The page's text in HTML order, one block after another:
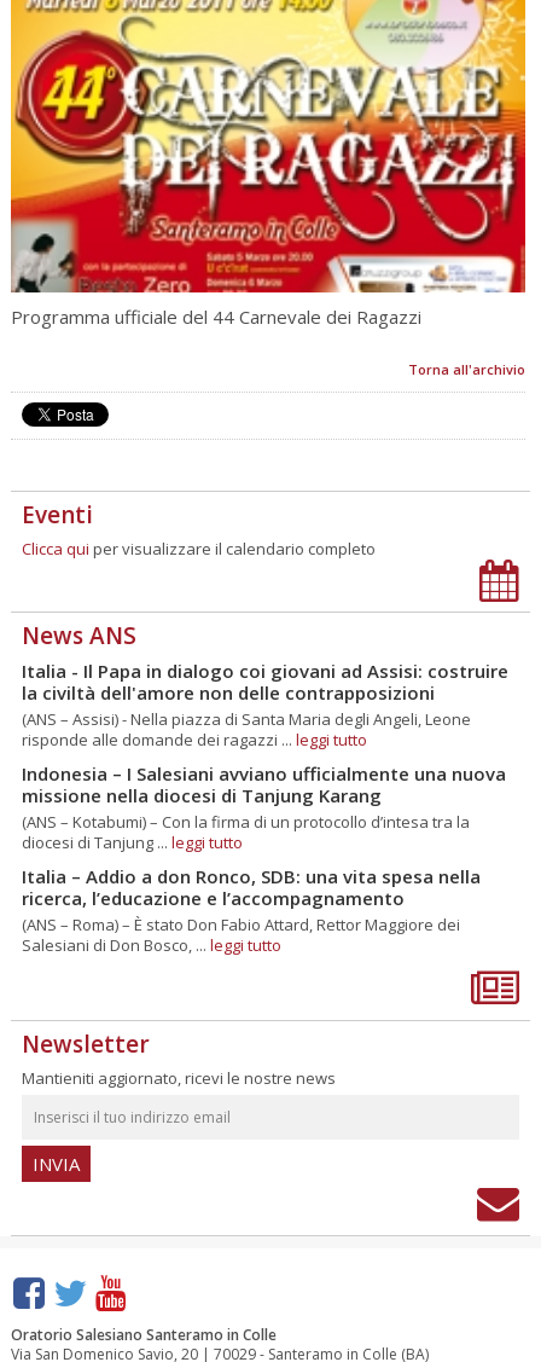
Programma ufficiale del 44 Carnevale dei Ragazzi
Torna all'archivio
Eventi
Clicca qui per visualizzare il calendario completo
News ANS
Italia - Il Papa in dialogo coi giovani ad Assisi: costruire
la civiltà dell'amore non delle contrapposizioni
(ANS – Assisi) - Nella piazza di Santa Maria degli Angeli, Leone
risponde alle domande dei ragazzi ... leggi tutto
Indonesia – I Salesiani avviano ufficialmente una nuova
missione nella diocesi di Tanjung Karang
(ANS – Kotabumi) – Con la firma di un protocollo d’intesa tra la
diocesi di Tanjung ... leggi tutto
Italia – Addio a don Ronco, SDB: una vita spesa nella
ricerca, l’educazione e l’accompagnamento
(ANS – Roma) – È stato Don Fabio Attard, Rettor Maggiore dei
Salesiani di Don Bosco, ... leggi tutto
Newsletter
Mantieniti aggiornato, ricevi le nostre news
Oratorio Salesiano Santeramo in Colle
Via San Domenico Savio, 20 | 70029 - Santeramo in Colle (BA)